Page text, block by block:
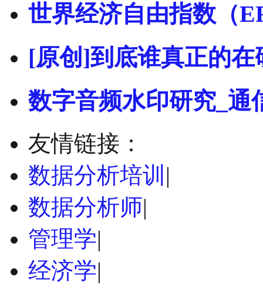
世界经济自由指数（
[原创]到底谁真正的在
数字音频水印研究_通
友情链接：
数据分析培训 |
数据分析师|
管理学|
经济学|